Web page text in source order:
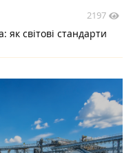
2197
світові стандарти